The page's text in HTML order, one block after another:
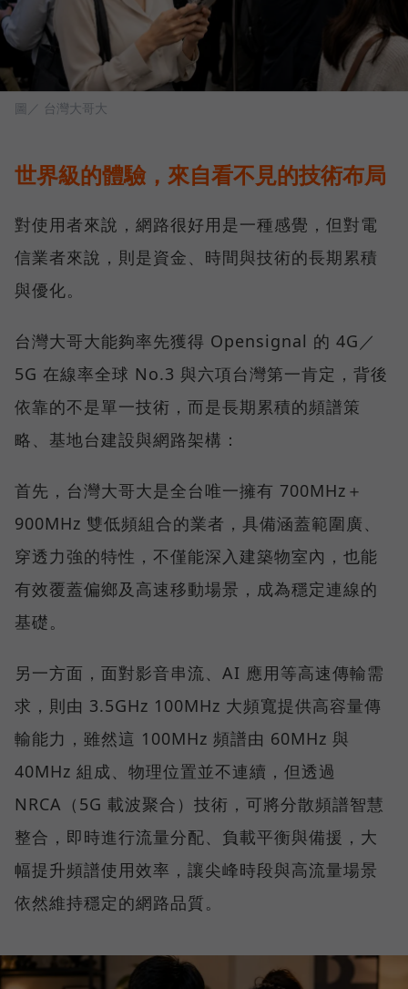
圖／ 台灣大哥大
世界級的體驗，來自看不見的技術布局
對使用者來說，網路很好用是一種感覺，但對電
信業者來說，則是資金、時間與技術的長期累積
與優化。
台灣大哥大能夠率先獲得 Opensignal 的 4G／
5G 在線率全球 No.3 與六項台灣第一肯定，背後
依靠的不是單一技術，而是長期累積的頻譜策
略、基地台建設與網路架構：
首先，台灣大哥大是全台唯一擁有 700MHz＋
900MHz 雙低頻組合的業者，具備涵蓋範圍廣、
穿透力強的特性，不僅能深入建築物室內，也能
有效覆蓋偏鄉及高速移動場景，成為穩定連線的
基礎。
另一方面，面對影音串流、AI 應用等高速傳輸需
求，則由 3.5GHz 100MHz 大頻寬提供高容量傳
輸能力，雖然這 100MHz 頻譜由 60MHz 與
40MHz 組成、物理位置並不連續，但透過
NRCA（5G 載波聚合）技術，可將分散頻譜智慧
整合，即時進行流量分配、負載平衡與備援，大
幅提升頻譜使用效率，讓尖峰時段與高流量場景
依然維持穩定的網路品質。